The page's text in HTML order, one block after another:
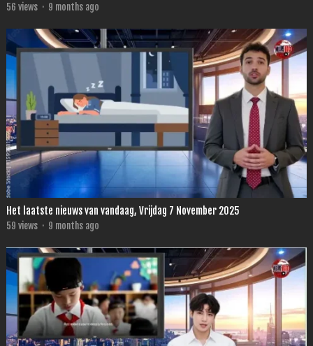
56 views · 9 months ago
Het laatste nieuws van vandaag, Vrijdag 7 November 2025
59 views · 9 months ago